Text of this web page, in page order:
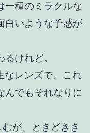
一種のミラクルな
白いような予感が
けれど。
なレンズで、これ
んでもそれなりに
が、ときどきき